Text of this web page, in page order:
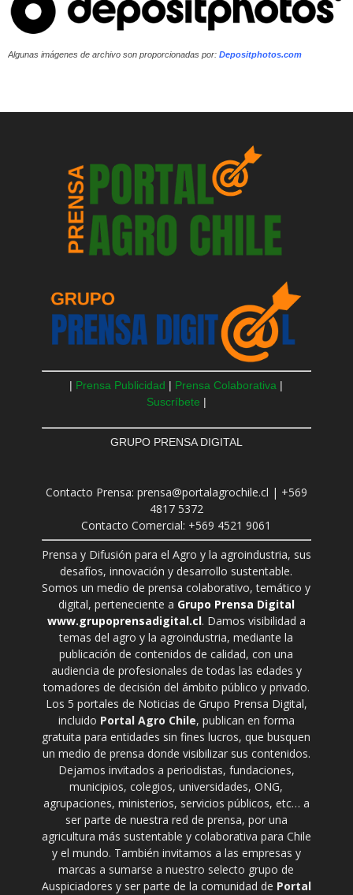
Algunas imágenes de archivo son proporcionadas por: Depositphotos.com
| Prensa Publicidad | Prensa Colaborativa |
Suscríbete |
GRUPO PRENSA DIGITAL
Contacto Prensa: prensa@portalagrochile.cl | +569
4817 5372
Contacto Comercial: +569 4521 9061
Prensa y Difusión para el Agro y la agroindustria, sus
desafíos, innovación y desarrollo sustentable.
Somos un medio de prensa colaborativo, temático y
digital, perteneciente a Grupo Prensa Digital
www.grupoprensadigital.cl. Damos visibilidad a
temas del agro y la agroindustria, mediante la
publicación de contenidos de calidad, con una
audiencia de profesionales de todas las edades y
tomadores de decisión del ámbito público y privado.
Los 5 portales de Noticias de Grupo Prensa Digital,
incluido Portal Agro Chile, publican en forma
gratuita para entidades sin fines lucros, que busquen
un medio de prensa donde visibilizar sus contenidos.
Dejamos invitados a periodistas, fundaciones,
municipios, colegios, universidades, ONG,
agrupaciones, ministerios, servicios públicos, etc… a
ser parte de nuestra red de prensa, por una
agricultura más sustentable y colaborativa para Chile
y el mundo. También invitamos a las empresas y
marcas a sumarse a nuestro selecto grupo de
Auspiciadores y ser parte de la comunidad de Portal